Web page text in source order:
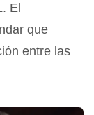
El
que
entre las